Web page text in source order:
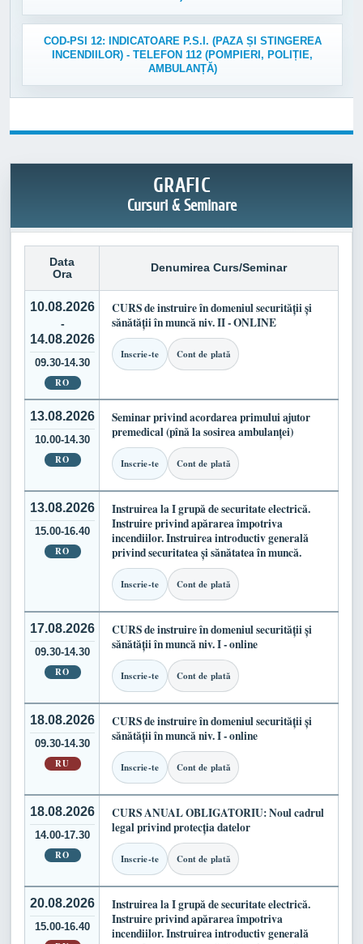
COD-PSI 12: INDICATOARE P.S.I. (PAZA ȘI STINGEREA
INCENDIILOR) - TELEFON 112 (POMPIERI, POLIȚIE,
AMBULANȚĂ)
GRAFIC
Cursuri & Seminare
Data
Ora
Denumirea Curs/Seminar
10.08.2026
-
14.08.2026
09.30-14.30
RO
CURS de instruire în domeniul securității și
sănătății în muncă niv. II - ONLINE
Inscrie-te Cont de plată
13.08.2026
10.00-14.30
RO
Seminar privind acordarea primului ajutor
premedical (pînă la sosirea ambulanței)
Inscrie-te Cont de plată
13.08.2026
15.00-16.40
RO
Instruirea la I grupă de securitate electrică.
Instruire privind apărarea împotriva
incendiilor. Instruirea introductiv generală
privind securitatea și sănătatea în muncă.
Inscrie-te Cont de plată
17.08.2026
09.30-14.30
RO
CURS de instruire în domeniul securității și
sănătății în muncă niv. I - online
Inscrie-te Cont de plată
18.08.2026
09.30-14.30
RU
CURS de instruire în domeniul securității și
sănătății în muncă niv. I - online
Inscrie-te Cont de plată
18.08.2026
14.00-17.30
RO
CURS ANUAL OBLIGATORIU: Noul cadrul
legal privind protecția datelor
Inscrie-te Cont de plată
20.08.2026
15.00-16.40
Instruirea la I grupă de securitate electrică.
Instruire privind apărarea împotriva
incendiilor. Instruirea introductiv generală